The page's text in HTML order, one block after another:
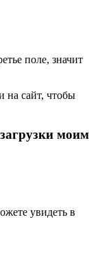
поле, значит
на сайт, чтобы
моим
увидеть в